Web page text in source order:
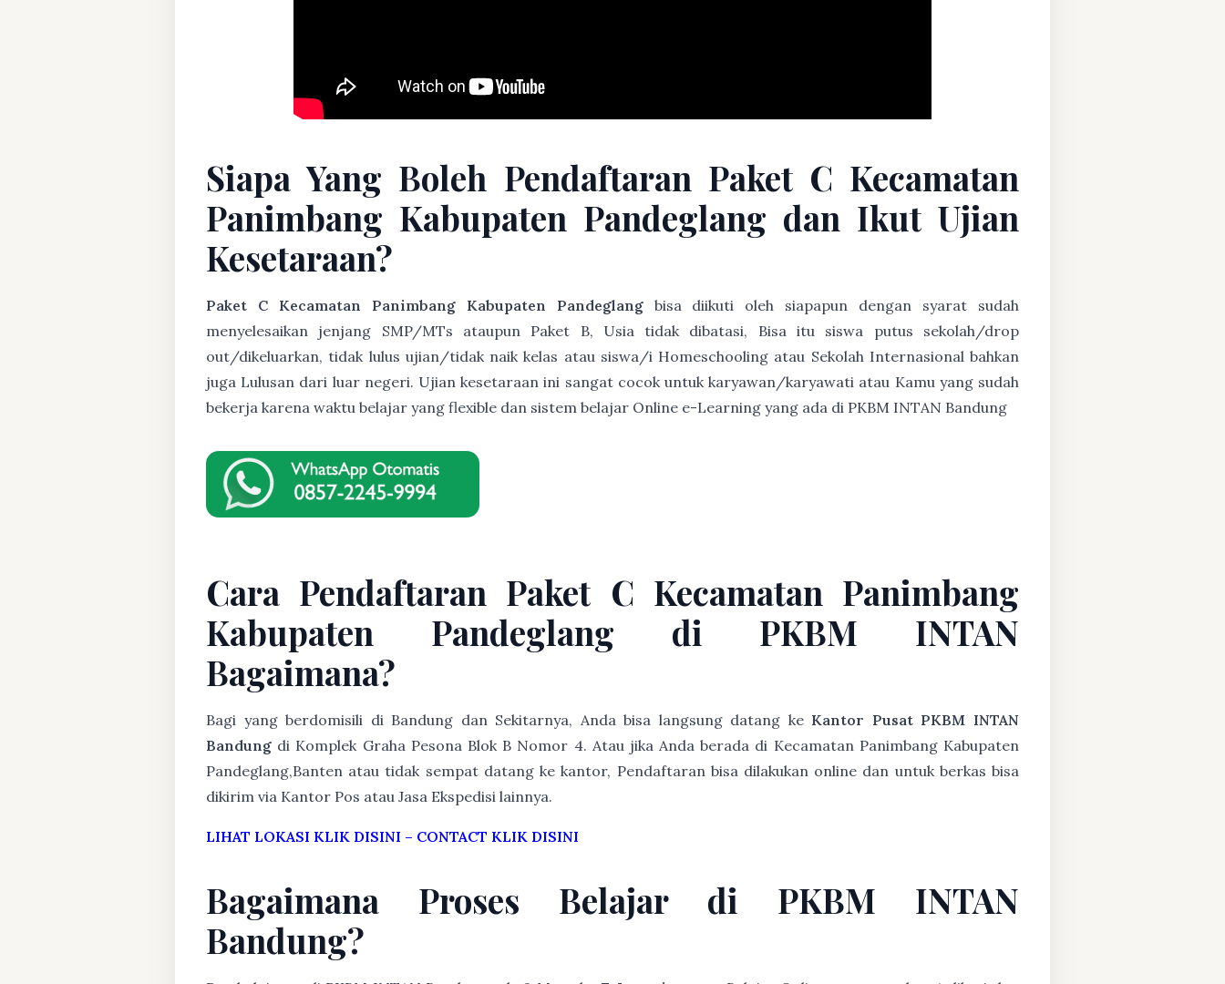
Siapa Yang Boleh Pendaftaran Paket C Kecamatan
Panimbang Kabupaten Pandeglang dan Ikut Ujian
Kesetaraan?
Paket C Kecamatan Panimbang Kabupaten Pandeglangbisa diikuti oleh siapapun dengan syarat sudah
menyelesaikan jenjang SMP/MTs ataupun Paket B, Usia tidak dibatasi, Bisa itu siswa putus sekolah/drop
out/dikeluarkan, tidak lulus ujian/tidak naik kelas atau siswa/i Homeschooling atau Sekolah Internasional bahkan
juga Lulusan dari luar negeri. Ujian kesetaraan ini sangat cocok untuk karyawan/karyawati atau Kamu yang sudah
bekerja karena waktu belajar yang flexible dan sistem belajar Online e-Learning yang ada di PKBM INTAN Bandung
Cara Pendaftaran Paket C Kecamatan Panimbang
Kabupaten Pandeglang di PKBM INTAN
Bagaimana?
Bagi yang berdomisili di Bandung dan Sekitarnya, Anda bisa langsung datang ke Kantor Pusat PKBM INTAN
Bandung di Komplek Graha Pesona Blok B Nomor 4. Atau jika Anda berada di Kecamatan Panimbang Kabupaten
Pandeglang,Banten atau tidak sempat datang ke kantor, Pendaftaran bisa dilakukan online dan untuk berkas bisa
dikirim via Kantor Pos atau Jasa Ekspedisi lainnya.
LIHAT LOKASI KLIK DISINI – CONTACT KLIK DISINI
Bagaimana Proses Belajar di PKBM INTAN
Bandung?